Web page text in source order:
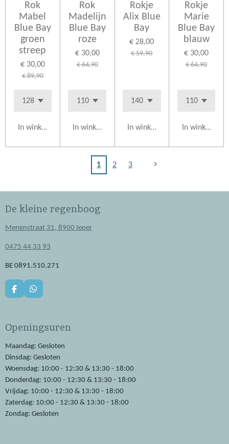
Rok
Mabel
Blue Bay
groen
streep
€ 30,00
€ 89,90
In winkelwagen
Rok
Madelijn
Blue Bay
roze
€ 30,00
€ 64,90
In winkelwagen
Rokje
Alix Blue
Bay
€ 28,00
€ 59,90
In winkelwagen
Rokje
Marie
Blue Bay
blauw
€ 30,00
€ 64,90
In
1 2 3
De kleine regenboog
Menenstraat 31, 8900 Ieper
0475 44 33 93
BE 0891.510.271
F
b
o
W
s
p
p
Openingsuren
Maandag: Gesloten
Dinsdag: Gesloten
Woensdag: 10:00 - 12:30 & 13:30 - 18:00
Donderdag: 10:00 - 12:30 & 13:30 - 18:00
Vrijdag: 10:00 - 12:30 & 13:30 - 18:00
Zaterdag: 10:00 - 12:30 & 13:30 - 18:00
Zondag: Gesloten